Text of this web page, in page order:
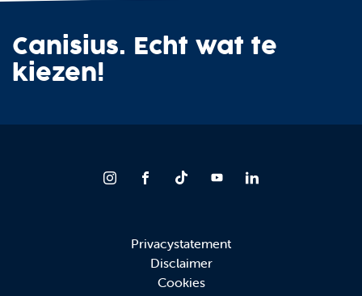
Canisius. Echt wat te
kiezen!
Privacystatement
Disclaimer
Cookies